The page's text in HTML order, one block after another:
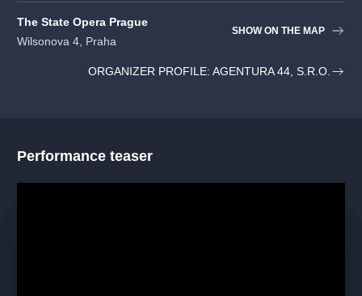
The State Opera Prague
Wilsonova 4, Praha
SHOW ON THE MAP
ORGANIZER PROFILE: AGENTURA 44, S.R.O.
Performance teaser